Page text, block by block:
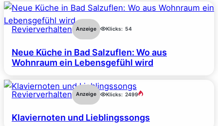
Revierverhalten Anzeige Klicks: 54
Neue Küche in Bad Salzuflen: Wo aus
Wohnraum ein Lebensgefühl wird
Revierverhalten Anzeige Klicks: 2499
Klaviernoten und Lieblingssongs